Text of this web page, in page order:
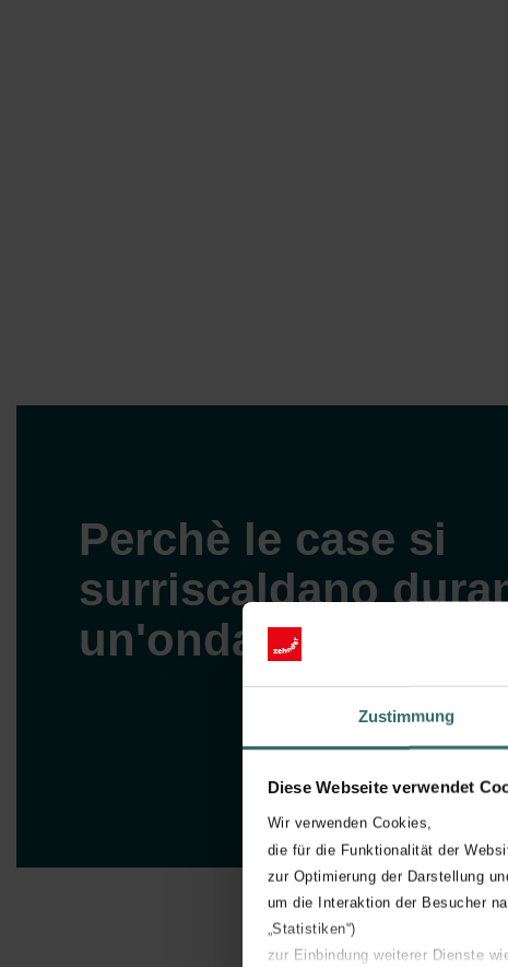
Zustimmung
Diese Webseite verwendet
Wir verwenden Cookies,
die für die Funktionalität der
zur Optimierung der Darstellung
um die Interaktion der Besucher
„Statistiken“)
zur Einbindung weiterer Dienste
Perchè le case si
surriscaldano
un'ondata di caldo